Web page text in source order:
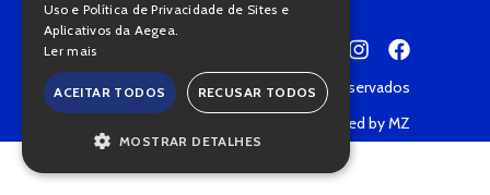
Copyright © 2022 • Todos os direitos reservados
Powered by MZ
Uso e Política de Privacidade de Sites e
Aplicativos da Aegea.
Ler mais
ACEITAR TODOS RECUSAR TODOS
MOSTRAR DETALHES